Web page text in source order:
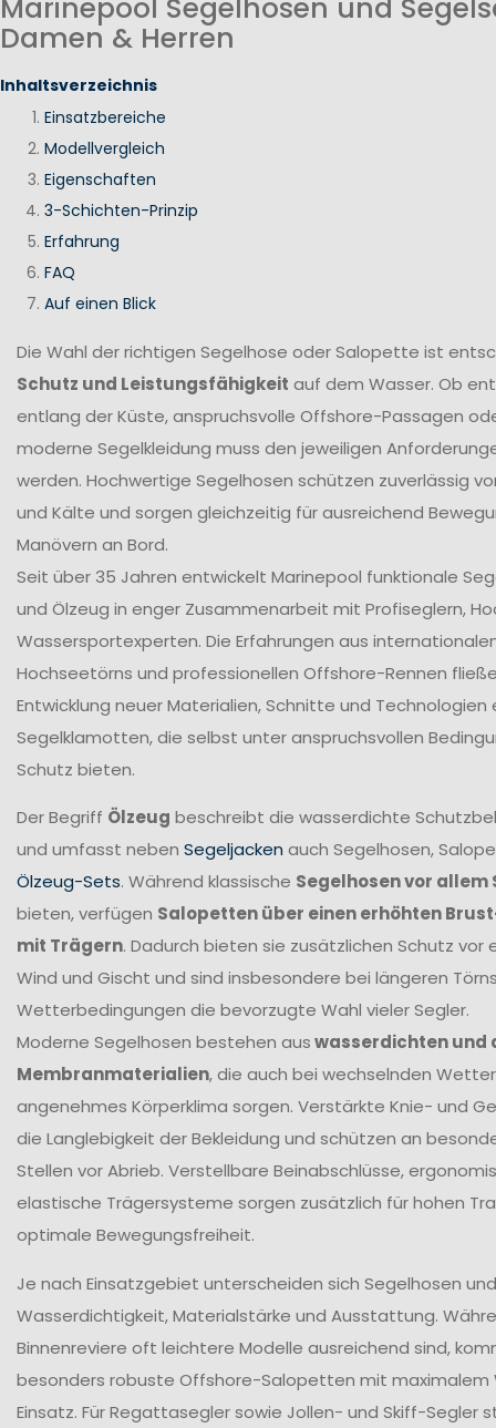
Marinepool Segelhosen und
Damen & Herren
Inhaltsverzeichnis
Einsatzbereiche
Modellvergleich
Eigenschaften
3-Schichten-Prinzip
Erfahrung
FAQ
Auf einen Blick
Die Wahl der richtigen Segelhose oder Salopette ist
Schutz und Leistungsfähigkeit auf dem Wasser. Ob
entlang der Küste, anspruchsvolle Offshore-Passagen
moderne Segelkleidung muss den jeweiligen
werden. Hochwertige Segelhosen schützen zuverlässig
und Kälte und sorgen gleichzeitig für ausreichend
Manövern an Bord.
Seit über 35 Jahren entwickelt Marinepool funktionale
und Ölzeug in enger Zusammenarbeit mit Profiseglern,
Wassersportexperten. Die Erfahrungen aus
Hochseetörns und professionellen Offshore-Rennen
Entwicklung neuer Materialien, Schnitte und Technologien
Segelklamotten, die selbst unter anspruchsvollen
Schutz bieten.
Der Begriff Ölzeug beschreibt die wasserdichte
und umfasst neben Segeljacken auch Segelhosen,
Ölzeug-Sets. Während klassische Segelhosen vor allem
bieten, verfügen Salopetten über einen erhöhten
mit Trägern. Dadurch bieten sie zusätzlichen Schutz vor
Wind und Gischt und sind insbesondere bei längeren
Wetterbedingungen die bevorzugte Wahl vieler Segler.
Moderne Segelhosen bestehen auswasserdichten und
Membranmaterialien, die auch bei wechselnden
angenehmes Körperklima sorgen. Verstärkte Knie- und
die Langlebigkeit der Bekleidung und schützen an
Stellen vor Abrieb. Verstellbare Beinabschlüsse,
elastische Trägersysteme sorgen zusätzlich für hohen
optimale Bewegungsfreiheit.
Je nach Einsatzgebiet unterscheiden sich Segelhosen
Wasserdichtigkeit, Materialstärke und Ausstattung.
Binnenreviere oft leichtere Modelle ausreichend sind,
besonders robuste Offshore-Salopetten mit
Einsatz. Für Regattasegler sowie Jollen- und Skiff-Segler